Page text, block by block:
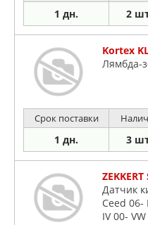
1 дн. 2
Kortex
Лямбда-
Срок поставки
1 дн. 3
ZEKKERT
Датчик
Ceed
IV 00-